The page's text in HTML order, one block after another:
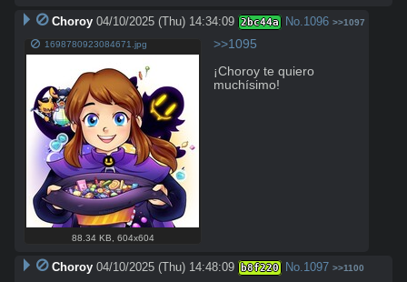
Choroy 04/10/2025 (Thu) 14:34:09 2bc44a No.1096 >>1097
1698780923084671.jpg
88.34 KB, 604x604
>>1095
¡Choroy te quiero
muchísimo!
Choroy 04/10/2025 (Thu) 14:48:09 b8f220 No. 1097 >>1100